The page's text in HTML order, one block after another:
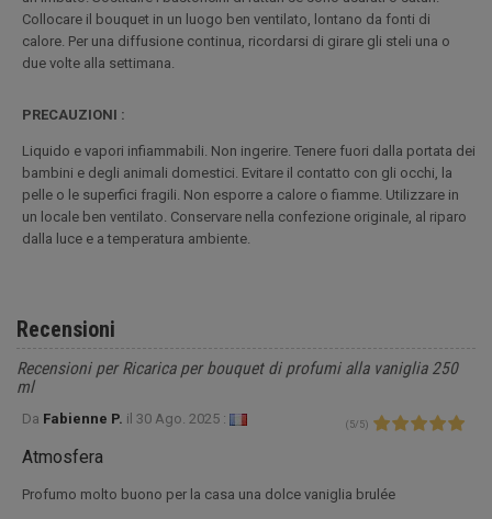
Collocare il bouquet in un luogo ben ventilato, lontano da fonti di
calore. Per una diffusione continua, ricordarsi di girare gli steli una o
due volte alla settimana.
PRECAUZIONI :
Liquido e vapori infiammabili. Non ingerire. Tenere fuori dalla portata dei
bambini e degli animali domestici. Evitare il contatto con gli occhi, la
pelle o le superfici fragili. Non esporre a calore o fiamme. Utilizzare in
un locale ben ventilato. Conservare nella confezione originale, al riparo
dalla luce e a temperatura ambiente.
Recensioni
Recensioni per Ricarica per bouquet di profumi alla vaniglia 250
ml
Da Fabienne P. il 30 Ago. 2025 : ( 5/ 5)
Atmosfera
Profumo molto buono per la casa una dolce vaniglia brulée